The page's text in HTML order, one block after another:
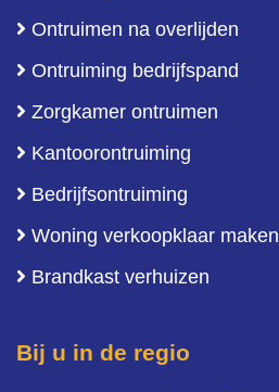
Ontruimen na overlijden
Ontruiming bedrijfspand
Zorgkamer ontruimen
Kantoorontruiming
Bedrijfsontruiming
Woning verkoopklaar maken
Brandkast verhuizen
Bij u in de regio